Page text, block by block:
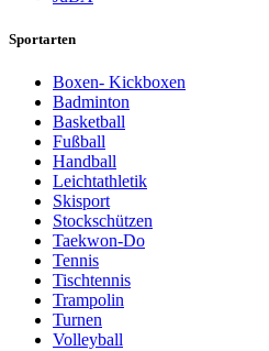
Sportarten
Boxen- Kickboxen
Badminton
Basketball
Fußball
Handball
Leichtathletik
Skisport
Stockschützen
Taekwon-Do
Tennis
Tischtennis
Trampolin
Turnen
Volleyball